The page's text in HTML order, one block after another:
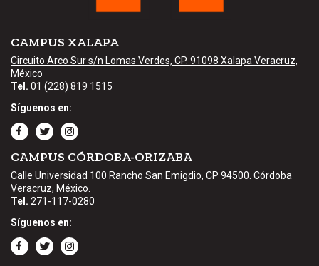
CAMPUS XALAPA
Circuito Arco Sur s/n Lomas Verdes, CP. 91098 Xalapa Veracruz,
México
Tel. 01 (228) 819 1515
Síguenos en:
CAMPUS CÓRDOBA-ORIZABA
Calle Universidad 100 Rancho San Emigdio, CP 94500. Córdoba
Veracruz, México.
Tel. 271-117-0280
Síguenos en: